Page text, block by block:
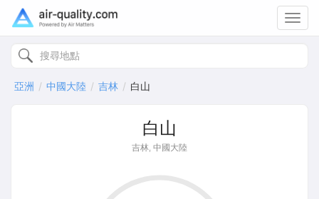
亞洲 中國大陸 吉林 白山
白山
吉林, 中國大陸